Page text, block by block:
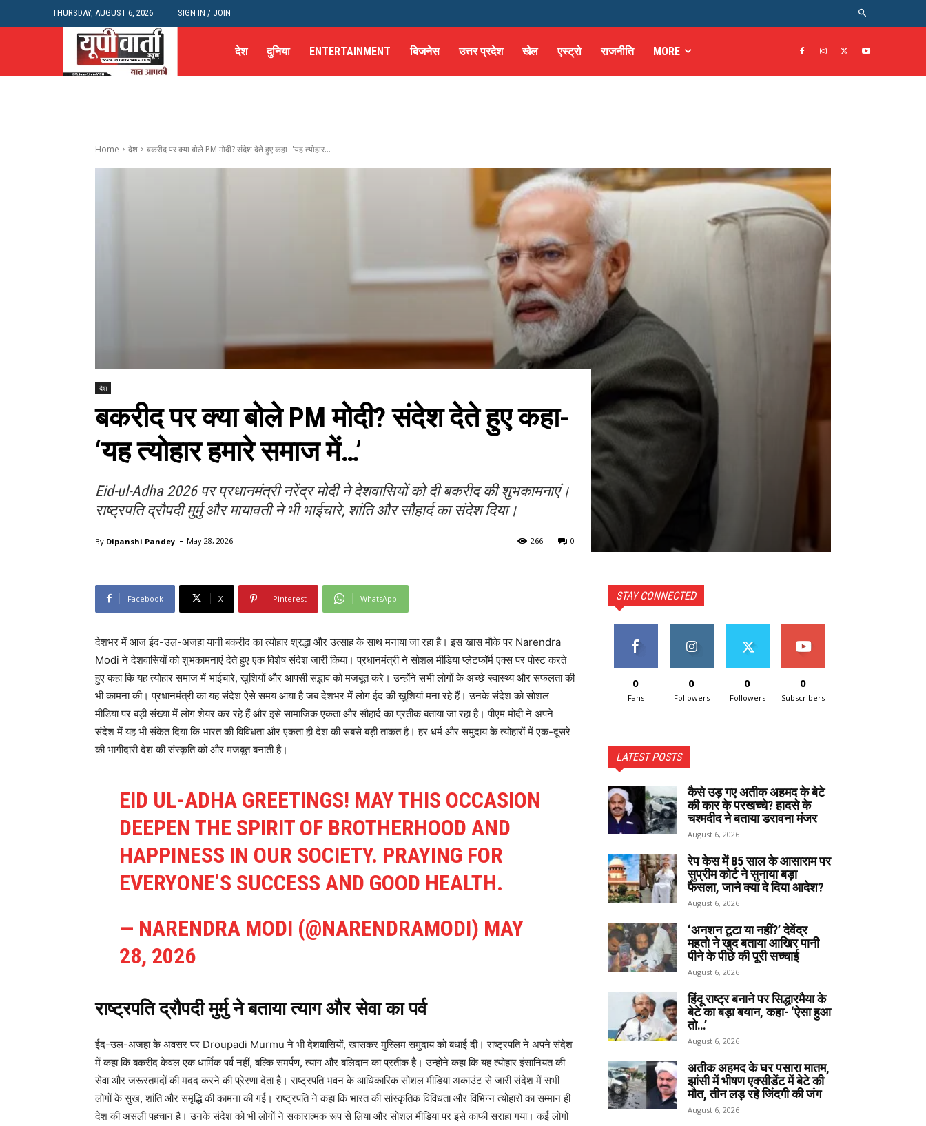
THURSDAY, AUGUST 6, 2026 SIGN IN / JOIN
देश दुनिया ENTERTAINMENT बिजनेस उत्तर प्रदेश खेल एस्ट्रो राजनीति MORE
Home देश बकरीद पर क्या बोले PM मोदी? संदेश देते हुए कहा- 'यह त्योहार...
देश
बकरीद पर क्या बोले PM मोदी? संदेश देते हुए कहा-
‘यह त्योहार हमारे समाज में…’
Eid-ul-Adha 2026 पर प्रधानमंत्री नरेंद्र मोदी ने देशवासियों को दी बकरीद की शुभकामनाएं।
राष्ट्रपति द्रौपदी मुर्मु और मायावती ने भी भाईचारे, शांति और सौहार्द का संदेश दिया।
By Dipanshi Pandey - May 28, 2026 0
266
Facebook X Pinterest WhatsApp
देशभर में आज ईद-उल-अजहा यानी बकरीद का त्योहार श्रद्धा और उत्साह के साथ मनाया जा रहा है। इस खास मौके पर Narendra
Modi ने देशवासियों को शुभकामनाएं देते हुए एक विशेष संदेश जारी किया। प्रधानमंत्री ने सोशल मीडिया प्लेटफॉर्म एक्स पर पोस्ट करते
हुए कहा कि यह त्योहार समाज में भाईचारे, खुशियों और आपसी सद्भाव को मजबूत करे। उन्होंने सभी लोगों के अच्छे स्वास्थ्य और सफलता की
भी कामना की। प्रधानमंत्री का यह संदेश ऐसे समय आया है जब देशभर में लोग ईद की खुशियां मना रहे हैं। उनके संदेश को सोशल
मीडिया पर बड़ी संख्या में लोग शेयर कर रहे हैं और इसे सामाजिक एकता और सौहार्द का प्रतीक बताया जा रहा है। पीएम मोदी ने अपने
संदेश में यह भी संकेत दिया कि भारत की विविधता और एकता ही देश की सबसे बड़ी ताकत है। हर धर्म और समुदाय के त्योहारों में एक-दूसरे
की भागीदारी देश की संस्कृति को और मजबूत बनाती है।
EID UL-ADHA GREETINGS! MAY THIS OCCASION
DEEPEN THE SPIRIT OF BROTHERHOOD AND
HAPPINESS IN OUR SOCIETY. PRAYING FOR
EVERYONE’S SUCCESS AND GOOD HEALTH.
— NARENDRA MODI (@NARENDRAMODI) MAY
28, 2026
राष्ट्रपति द्रौपदी मुर्मु ने बताया त्याग और सेवा का पर्व
ईद-उल-अजहा के अवसर पर Droupadi Murmu ने भी देशवासियों, खासकर मुस्लिम समुदाय को बधाई दी। राष्ट्रपति ने अपने संदेश
में कहा कि बकरीद केवल एक धार्मिक पर्व नहीं, बल्कि समर्पण, त्याग और बलिदान का प्रतीक है। उन्होंने कहा कि यह त्योहार इंसानियत की
सेवा और जरूरतमंदों की मदद करने की प्रेरणा देता है। राष्ट्रपति भवन के आधिकारिक सोशल मीडिया अकाउंट से जारी संदेश में सभी
लोगों के सुख, शांति और समृद्धि की कामना की गई। राष्ट्रपति ने कहा कि भारत की सांस्कृतिक विविधता और विभिन्न त्योहारों का सम्मान ही
देश की असली पहचान है। उनके संदेश को भी लोगों ने सकारात्मक रूप से लिया और सोशल मीडिया पर इसे काफी सराहा गया। कई लोगों
STAY CONNECTED
0
Fans
0
Followers
0
Followers
0
Subscribers
LATEST POSTS
कैसे उड़ गए अतीक अहमद के बेटे
की कार के परखच्चे? हादसे के
चश्मदीद ने बताया डरावना मंजर
August 6, 2026
रेप केस में 85 साल के आसाराम पर
सुप्रीम कोर्ट ने सुनाया बड़ा
फैसला, जाने क्या दे दिया आदेश?
August 6, 2026
‘अनशन टूटा या नहीं?’ देवेंद्र
महतो ने खुद बताया आखिर पानी
पीने के पीछे की पूरी सच्चाई
August 6, 2026
हिंदू राष्ट्र बनाने पर सिद्धारमैया के
बेटे का बड़ा बयान, कहा- ‘ऐसा हुआ
तो…’
August 6, 2026
अतीक अहमद के घर पसारा मातम,
झांसी में भीषण एक्सीडेंट में बेटे की
मौत, तीन लड़ रहे जिंदगी की जंग
August 6, 2026